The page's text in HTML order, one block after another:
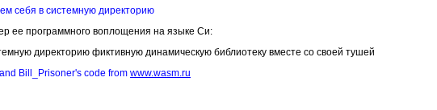
себя в системную директорию
ее программного воплощения на языке Си:
директорию фиктивную динамическую библиотеку вместе со своей тушей
Bill_Prisoner's code from www.wasm.ru